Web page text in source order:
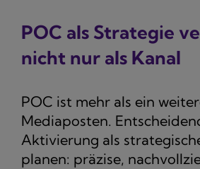
POC als Strategie
nicht nur als Kanal
POC ist mehr als ein
Mediaposten.
Aktivierung als
planen: präzise,